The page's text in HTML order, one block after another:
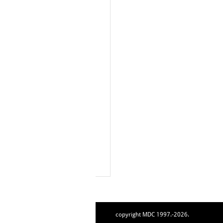
copyright MDC 1997.-2026.